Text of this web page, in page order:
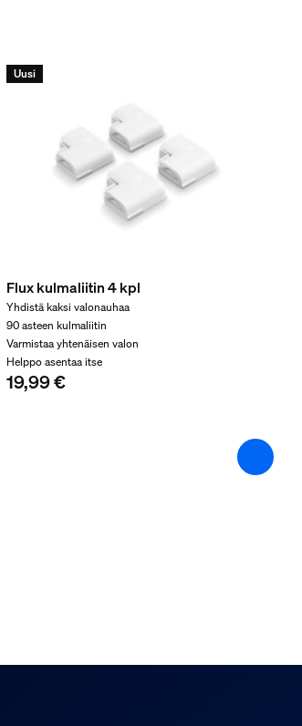
Uusi
Flux kulmaliitin 4 kpl
Yhdistä kaksi valonauhaa
90 asteen kulmaliitin
Varmistaa yhtenäisen valon
Helppo asentaa itse
19,99 €